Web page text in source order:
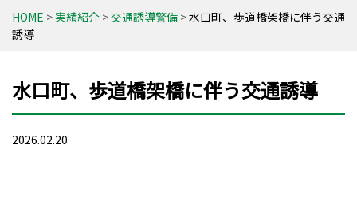
HOME 実績紹介 交通誘導警備
水口町、歩道橋架橋に伴う交通
誘導
水口町、歩道橋架橋に伴う交通誘導
2026.02.20